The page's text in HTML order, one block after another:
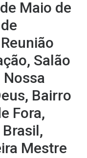
Maio de
Salão
Nossa
Bairro
Fora,
Mestre